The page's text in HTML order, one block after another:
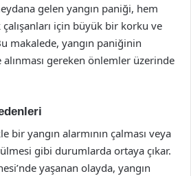
gelen yangın paniği, hem
için büyük bir korku ve
makalede, yangın paniğinin
gereken önlemler üzerinde
bir yangın alarmının çalması veya
gibi durumlarda ortaya çıkar.
yaşanan olayda, yangın